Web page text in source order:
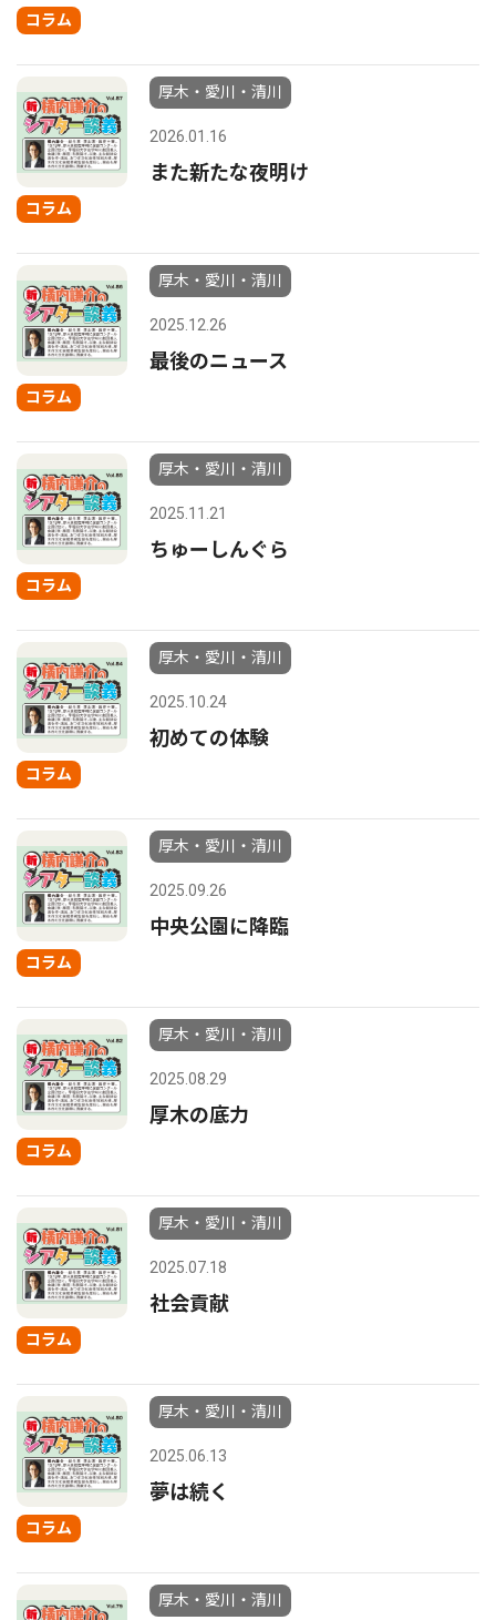
コラム
コラム
厚木・愛川・清川
2026.01.16
また新たな夜明け
コラム
厚木・愛川・清川
2025.12.26
最後のニュース
コラム
厚木・愛川・清川
2025.11.21
ちゅーしんぐら
コラム
厚木・愛川・清川
2025.10.24
初めての体験
コラム
厚木・愛川・清川
2025.09.26
中央公園に降臨
コラム
厚木・愛川・清川
2025.08.29
厚木の底力
コラム
厚木・愛川・清川
2025.07.18
社会貢献
コラム
厚木・愛川・清川
2025.06.13
夢は続く
厚木・愛川・清川